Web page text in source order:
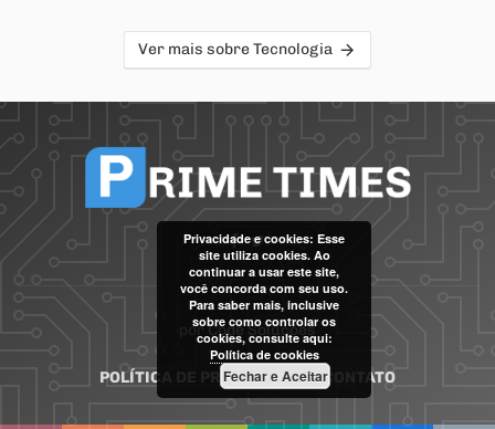
Ver mais sobre Tecnologia
porCode Soluções
POLÍTICA DE PRIVACIDADE CONTATO
Privacidade e cookies: Esse
site utiliza cookies. Ao
continuar a usar este site,
você concorda com seu uso.
Para saber mais, inclusive
sobre como controlar os
cookies, consulte aqui:
Política de cookies
Fechar e Aceitar